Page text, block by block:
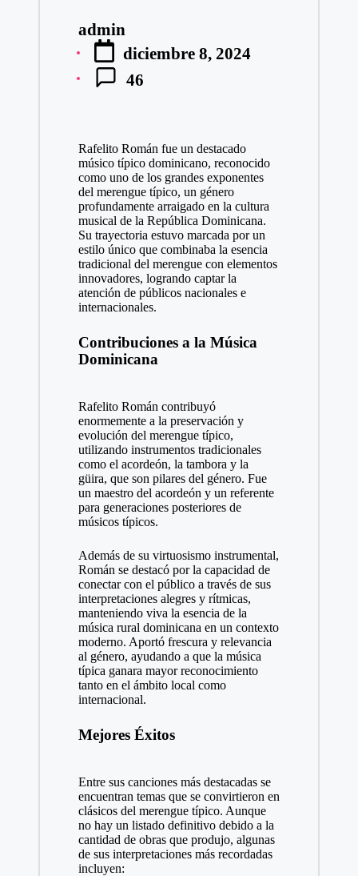
Publicado
por
admin
diciembre 8, 2024
46
Rafelito Román fue un destacado
músico típico dominicano, reconocido
como uno de los grandes exponentes
del merengue típico, un género
profundamente arraigado en la cultura
musical de la República Dominicana.
Su trayectoria estuvo marcada por un
estilo único que combinaba la esencia
tradicional del merengue con elementos
innovadores, logrando captar la
atención de públicos nacionales e
internacionales.
Contribuciones a la Música
Dominicana
Rafelito Román contribuyó
enormemente a la preservación y
evolución del merengue típico,
utilizando instrumentos tradicionales
como el acordeón, la tambora y la
güira, que son pilares del género. Fue
un maestro del acordeón y un referente
para generaciones posteriores de
músicos típicos.
Además de su virtuosismo instrumental,
Román se destacó por la capacidad de
conectar con el público a través de sus
interpretaciones alegres y rítmicas,
manteniendo viva la esencia de la
música rural dominicana en un contexto
moderno. Aportó frescura y relevancia
al género, ayudando a que la música
típica ganara mayor reconocimiento
tanto en el ámbito local como
internacional.
Mejores Éxitos
Entre sus canciones más destacadas se
encuentran temas que se convirtieron en
clásicos del merengue típico. Aunque
no hay un listado definitivo debido a la
cantidad de obras que produjo, algunas
de sus interpretaciones más recordadas
incluyen: